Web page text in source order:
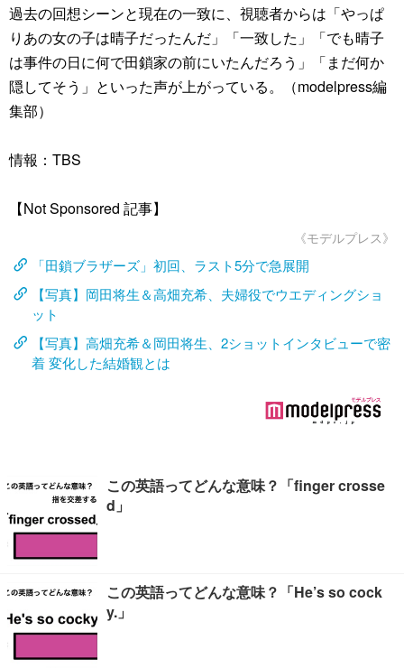
過去の回想シーンと現在の一致に、視聴者からは「やっぱ
りあの女の子は晴子だったんだ」「一致した」「でも晴子
は事件の日に何で田鎖家の前にいたんだろう」「まだ何か
隠してそう」といった声が上がっている。（modelpress編
集部）
情報：TBS
【Not Sponsored 記事】
《モデルプレス》
「田鎖ブラザーズ」初回、ラスト5分で急展開
【写真】岡田将生＆高畑充希、夫婦役でウエディングショ
ット
【写真】高畑充希＆岡田将生、2ショットインタビューで密
着 変化した結婚観とは
この英語ってどんな意味？「finger crosse
d」
この英語ってどんな意味？「He’s so cock
y.」